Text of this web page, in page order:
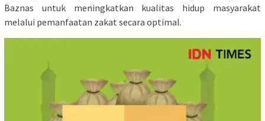
Baznas untuk meningkatkan kualitas hidup masyarakat
melalui pemanfaatan zakat secara optimal.